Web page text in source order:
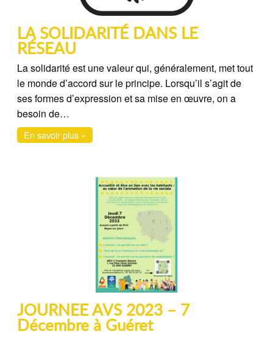
LA SOLIDARITÉ DANS LE
RÉSEAU
La solidarité est une valeur qui, généralement, met tout
le monde d’accord sur le principe. Lorsqu’il s’agit de
ses formes d’expression et sa mise en œuvre, on a
besoin de…
En savoir plus »
JOURNEE AVS 2023 – 7
Décembre à Guéret